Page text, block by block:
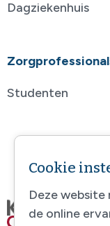
Dagziekenhuis
Studenten
Cookie
Deze
de online